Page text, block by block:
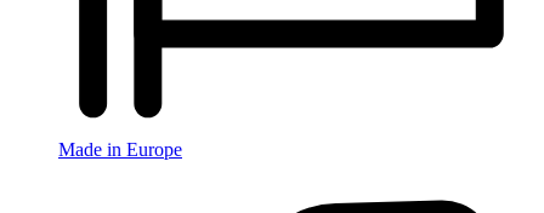
Made in Europe